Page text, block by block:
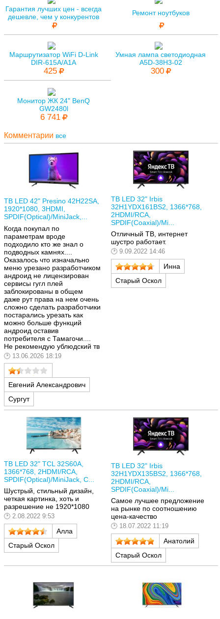
Гарантия лучших цен - всегда
дешевле, чем у конкурентов
Ремонт ноутбуков
Маршрутизатор WiFi D-Link
DIR-615A/A1A
425
Умная лампа светодиодная
A5D-38H3-02
300
Монитор ЖК 24" BenQ
GW2480l
6 741
Комментарии все
ТВ LED 42" Presino 42H22SA,
1920*1080, 3HDMI,
SPDIF(Optical)/MiniJack,...
Когда покупал по
параметрам вроде
подходило кто же знал о
подводных камнях....
Оказалось что изначально
меню урезано разработчиком
андроид не лицензирован
сервисы гугл плей
заблокированы в общем
даже рут права на нем очень
сложно сделать разработчики
постарались урезать как
можно больше функций
андроид оставив
потребителя с Тамагочи....
Не рекомендую ублюдский тв
13.06.2026 18:19
Евгений Александрович
Сургут
ТВ LED 32" Irbis
32H1YDX161BS2, 1366*768,
2HDMI/RCA,
SPDIF(Coaxial)/Mi...
Отличный ТВ, интернет
шустро работает.
9.09.2022 14:46
Инна
Старый Оскол
ТВ LED 32" TCL 32S60A,
1366*768, 2HDMI/RCA,
SPDIF(Optical)/MiniJack, C...
Шустрый, стильный дизайн,
четкая картинка, хоть и
разрешение не 1920*1080
2.08.2022 9:53
Алла
Старый Оскол
ТВ LED 32" Irbis
32H1YDX135BS2, 1366*768,
2HDMI/RCA,
SPDIF(Coaxial)/Mi...
Самое лучшее предложение
на рынке по соотношению
цена-качество
18.07.2022 11:19
Анатолий
Старый Оскол